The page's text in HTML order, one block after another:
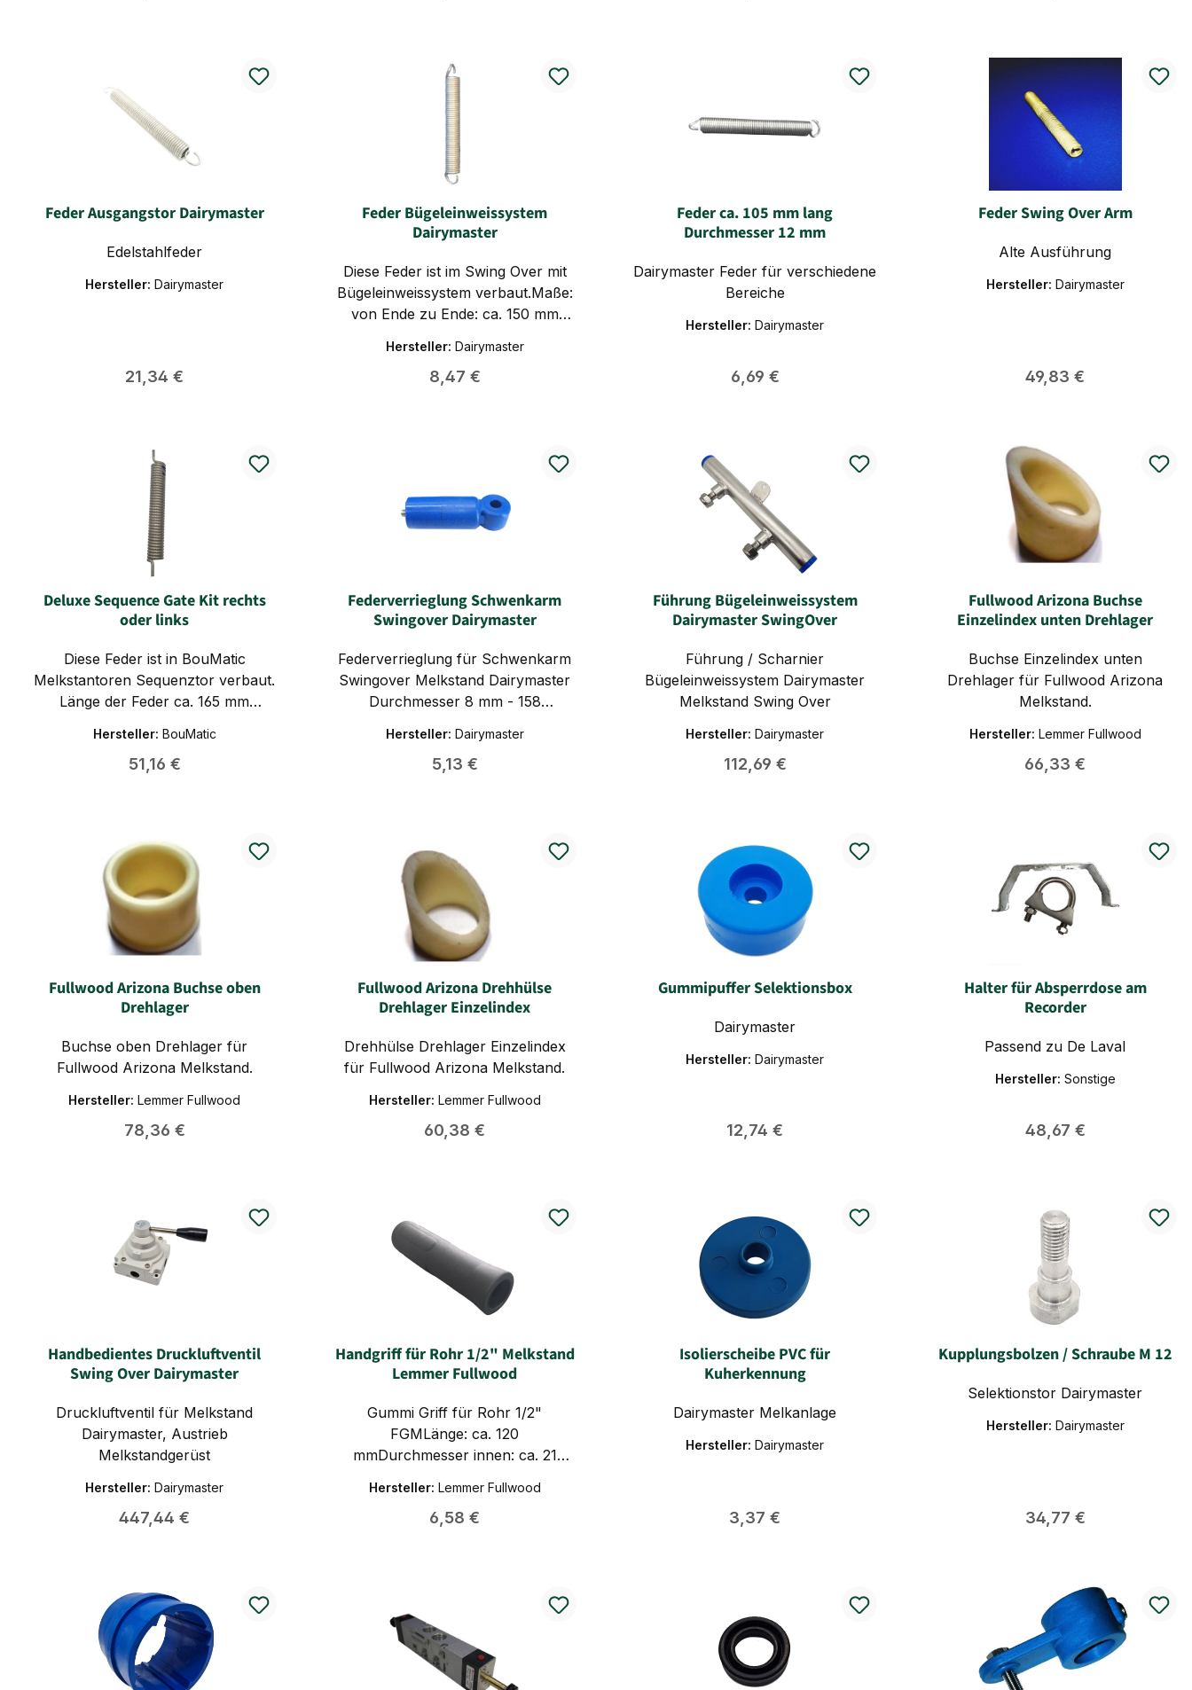
entsteht ein Geräusch duch die
Feder Ausgangstor Dairymaster
Edelstahlfeder
Hersteller:Dairymaster
Regulärer Preis:
21,34 €
Feder Bügeleinweissystem
Dairymaster
Diese Feder ist im Swing Over mit
Bügeleinweissystem verbaut.Maße:
von Ende zu Ende: ca. 150 mm
Materialstärke: 2 mm
Hersteller: Dairymaster
Regulärer Preis:
8,47 €
Feder ca. 105 mm lang
Durchmesser 12 mm
Dairymaster Feder für verschiedene
Bereiche
Hersteller:Dairymaster
Regulärer Preis:
6,69 €
Feder Swing Over Arm
Alte Ausführung
Hersteller: Dairymaster
Regulärer Preis:
49,83 €
Deluxe Sequence Gate Kit rechts
oder links
Diese Feder ist in BouMatic
Melkstantoren Sequenztor verbaut.
Länge der Feder ca. 165 mm
Außendurchmesser ca.25 mm
Innendurchmesser ca. 18mm
Hersteller: BouMatic
Regulärer Preis:
51,16 €
Federverrieglung Schwenkarm
Swingover Dairymaster
Federverrieglung für Schwenkarm
Swingover Melkstand Dairymaster
Durchmesser 8 mm - 158
Durchmesser 8 mm - 178 Begrenzt
lieferbar
Hersteller: Dairymaster
Regulärer Preis:
5,13 €
Führung Bügeleinweissystem
Dairymaster SwingOver
Führung / Scharnier
Bügeleinweissystem Dairymaster
Melkstand Swing Over
Hersteller:Dairymaster
Regulärer Preis:
112,69 €
Fullwood Arizona Buchse
Einzelindex unten Drehlager
Buchse Einzelindex unten
Drehlager für Fullwood Arizona
Melkstand.
Hersteller: Lemmer Fullwood
Regulärer Preis:
66,33 €
Fullwood Arizona Buchse oben
Drehlager
Buchse oben Drehlager für
Fullwood Arizona Melkstand.
Hersteller:Lemmer Fullwood
Regulärer Preis:
78,36 €
Fullwood Arizona Drehhülse
Drehlager Einzelindex
Drehhülse Drehlager Einzelindex
für Fullwood Arizona Melkstand.
Hersteller: Lemmer Fullwood
Regulärer Preis:
60,38 €
Gummipuffer Selektionsbox
Dairymaster
Hersteller:Dairymaster
Regulärer Preis:
12,74 €
Halter für Absperrdose am
Recorder
Passend zu De Laval
Hersteller: Sonstige
Regulärer Preis:
48,67 €
Handbedientes Druckluftventil
Swing Over Dairymaster
Druckluftventil für Melkstand
Dairymaster, Austrieb
Melkstandgerüst
Hersteller:Dairymaster
Regulärer Preis:
447,44 €
Handgriff für Rohr 1/2" Melkstand
Lemmer Fullwood
Gummi Griff für Rohr 1/2"
FGMLänge: ca. 120
mmDurchmesser innen: ca. 21
mm
Hersteller: Lemmer Fullwood
Regulärer Preis:
6,58 €
Isolierscheibe PVC für
Kuherkennung
Dairymaster Melkanlage
Hersteller:Dairymaster
Regulärer Preis:
3,37 €
Kupplungsbolzen / Schraube M 12
Selektionstor Dairymaster
Hersteller: Dairymaster
Regulärer Preis:
34,77 €